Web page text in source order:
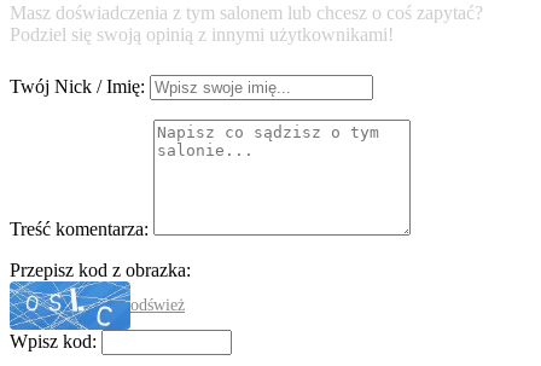
Masz doświadczenia z tym salonem lub chcesz o coś zapytać?
Podziel się swoją opinią z innymi użytkownikami!
Twój Nick / Imię:
Treść komentarza:
Przepisz kod z obrazka:
odśwież
Wpisz kod: